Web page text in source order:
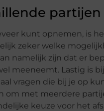
partijen
kunt opnemen, is
zeker welke
namelijk zijn dat er
meeneemt. Lastig is
vragen die bij je op
om met meerdere
keuze voor het